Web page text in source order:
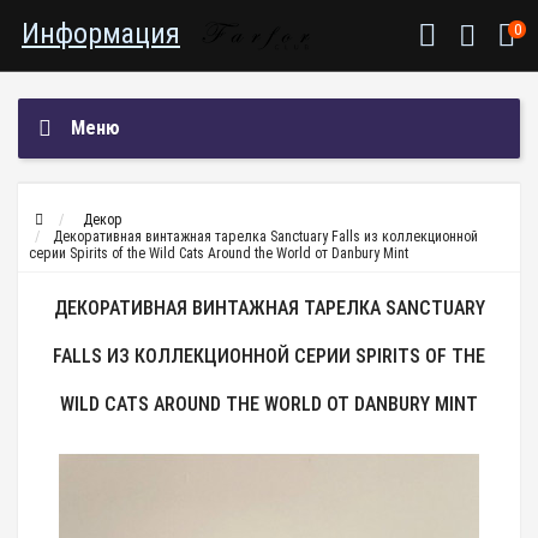
Информация 0
Меню
Декор
Декоративная винтажная тарелка Sanctuary Falls из коллекционной
серии Spirits of the Wild Cats Around the World от Danbury Mint
ДЕКОРАТИВНАЯ ВИНТАЖНАЯ ТАРЕЛКА SANCTUARY
FALLS ИЗ КОЛЛЕКЦИОННОЙ СЕРИИ SPIRITS OF THE
WILD CATS AROUND THE WORLD ОТ DANBURY MINT